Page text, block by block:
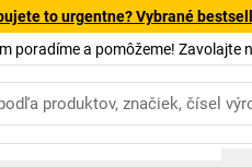
to urgentne? Vybrané
poradíme a pomôžeme! Zavolajte